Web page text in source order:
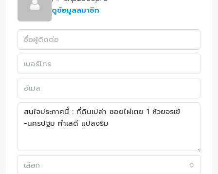
ดูข้อมูลสมาชิก
เลือก